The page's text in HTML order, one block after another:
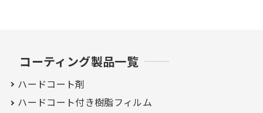
コーティング製品一覧
ハードコート剤
ハードコート付き樹脂フィルム